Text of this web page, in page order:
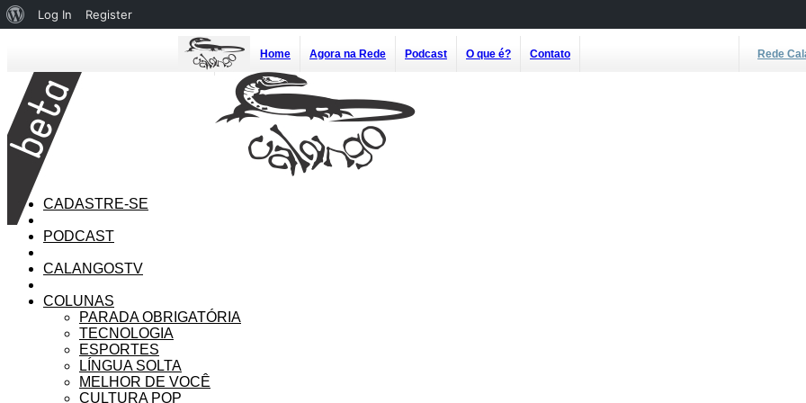
Home Agora na Rede Podcast O que é? Contato Rede
CADASTRE-SE
PODCAST
CALANGOSTV
COLUNAS
PARADA OBRIGATÓRIA
TECNOLOGIA
ESPORTES
LÍNGUA SOLTA
MELHOR DE VOCÊ
CULTURA POP
About
Log In Register